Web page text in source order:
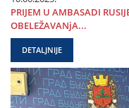
PRIЈEM U AMBASADI
OBELEŽAVANjA...
DETALJNIJE